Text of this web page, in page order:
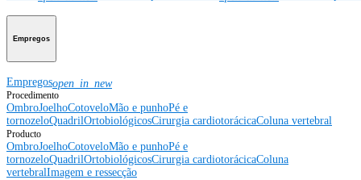
Empregos
Empregosopen_in_new
Procedimento
OmbroJoelhoCotoveloMão e punhoPé e
tornozeloQuadrilOrtobiológicosCirurgia cardiotorácicaColuna vertebral
Producto
OmbroJoelhoCotoveloMão e punhoPé e
tornozeloQuadrilOrtobiológicosCirurgia cardiotorácicaColuna
vertebralImagem e ressecção